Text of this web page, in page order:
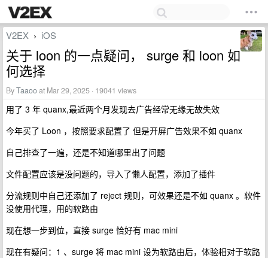
V2EX › iOS
关于 loon 的一点疑问， surge 和 loon 如
何选择
ByTaaooat Mar 29, 2025 · 19041 views
用了 3 年 quanx,最近两个月发现去广告经常无缘无故失效
今年买了 Loon ，按照要求配置了 但是开屏广告效果不如 quanx
自己排查了一遍，还是不知道哪里出了问题
文件配置应该是没问题的，导入了懒人配置，添加了插件
分流规则中自己还添加了 reject 规则，可效果还是不如 quanx 。软件
没使用代理，用的软路由
现在想一步到位，直接 surge 恰好有 mac mini
现在有疑问：1 、surge 将 mac mini 设为软路由后，体验相对于软路